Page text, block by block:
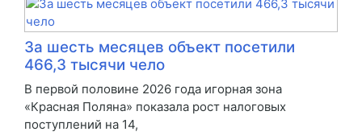
За шесть месяцев объект посетили
466,3 тысячи чело
В первой половине 2026 года игорная зона
«Красная Поляна» показала рост налоговых
поступлений на 14,